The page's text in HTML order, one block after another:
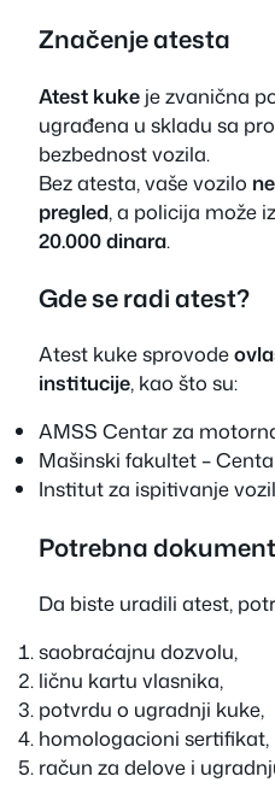
Značenje atesta
Atest kuke je zvanična
ugrađena u skladu sa
bezbednost vozila.
Bez atesta, vaše vozilo
pregled, a policija može
20.000 dinara.
Gde se radi atest?
Atest kuke sprovode
institucije, kao što su:
AMSS Centar za
Mašinski fakultet –
Institut za ispitivanje
Potrebna
Da biste uradili atest,
saobraćajnu dozvolu,
ličnu kartu vlasnika,
potvrdu o ugradnji kuke,
homologacioni sertifikat,
račun za delove i